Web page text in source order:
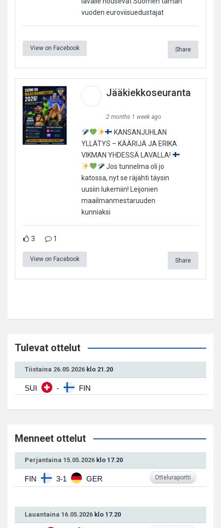
vuoden euroviisuedustajat
View on Facebook Share
Jääkiekkoseuranta
2 months 1 week ago
KANSANJUHLAN
YLLÄTYS – KÄÄRIJÄ JA ERIKA
VIKMAN YHDESSÄ LAVALLA!
Jos tunnelma oli jo
katossa, nyt se räjähti täysin
uusiin lukemiin! Leijonien
maailmanmestaruuden
kunniaksi
3 1
View on Facebook Share
Tulevat ottelut
Tiistaina 26.05.2026 klo 21.20
SUI - FIN
Menneet ottelut
Perjantaina 15.05.2026 klo 17.20
FIN 3-1 GER Otteluraportti
Lauantaina 16.05.2026 klo 17.20